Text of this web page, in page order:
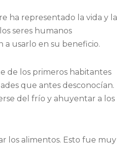
ha representado la vida y la
seres humanos
usarlo en su beneficio.
de los primeros habitantes
que antes desconocían.
del frío y ahuyentar a los
los alimentos. Esto fue muy